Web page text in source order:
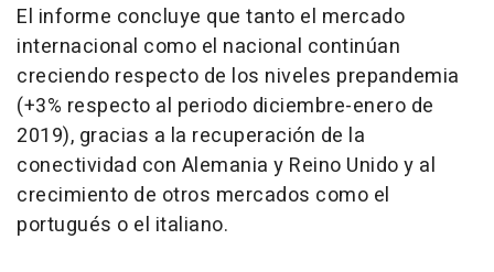
El informe concluye que tanto el mercado
internacional como el nacional continúan
creciendo respecto de los niveles prepandemia
(+3% respecto al periodo diciembre-enero de
2019), gracias a la recuperación de la
conectividad con Alemania y Reino Unido y al
crecimiento de otros mercados como el
portugués o el italiano.